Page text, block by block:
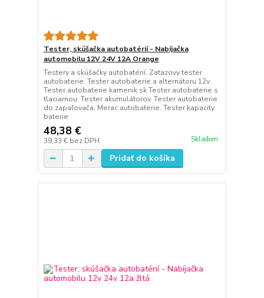
Tester, skúšačka autobatérií - Nabíjačka
automobilu 12V 24V 12A Orange
Testery a skúšačky autobatérií. Zatazovy tester
autobaterie. Tester autobaterie a alternátoru 12v.
Tester autobaterie kamenik.sk Tester autobaterie s
tlaciarnou. Tester akumulátorov. Tester autobaterie
do zapaľovača. Merac autobaterie. Tester kapacity
baterie
48,38 €
39,33 € bez DPH Skladom
Pridať do košíka